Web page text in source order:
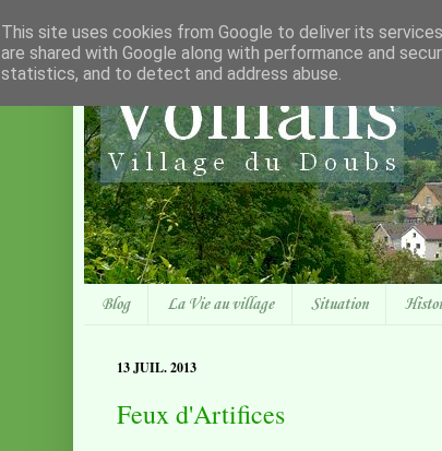
Blog La Vie au village Situation
13 JUIL. 2013
Feux d'Artifices
This site uses cookies from Google to deliver its
are shared with Google along with performance and
statistics, and to detect and address abuse.